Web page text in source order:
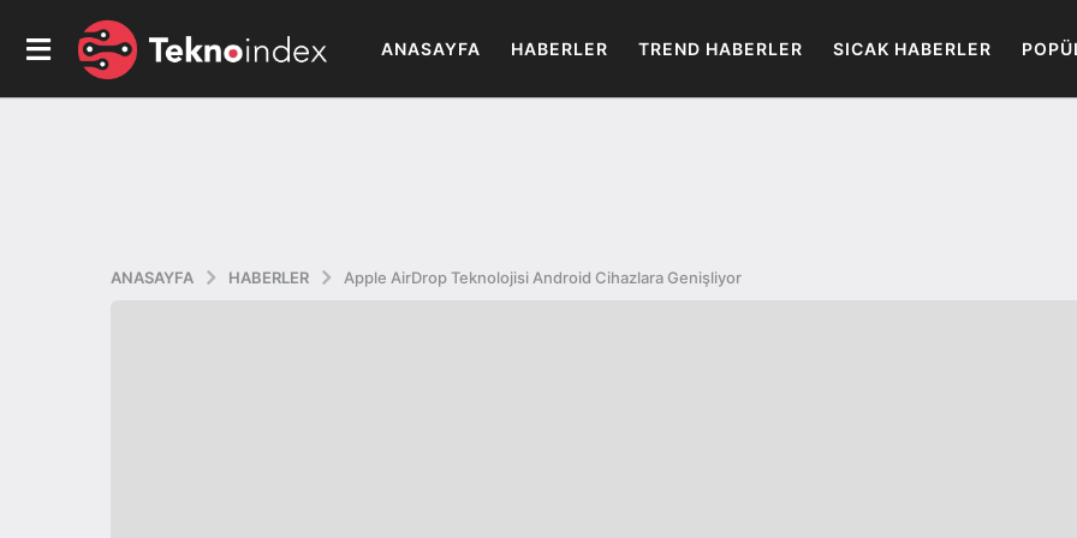
ANASAYFA HABERLER TREND HABERLER SICAK HABERLER
ANASAYFA HABERLER Apple AirDrop Teknolojisi Android Cihazlara Genişliyor